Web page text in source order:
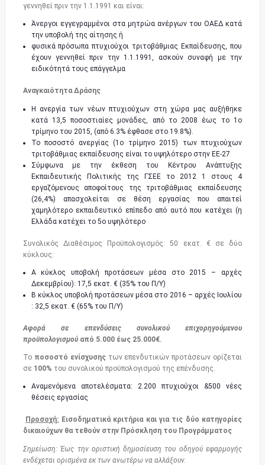
γεννηθεί πριν την 1.1.1991 και είναι:
Άνεργοι εγγεγραμμένοι στα μητρώα ανέργων του ΟΑΕΔ κατά
την υποβολή της αίτησης ή
φυσικά πρόσωπα πτυχιούχοι τριτοβάθμιας Εκπαίδευσης, που
έχουν γεννηθεί πριν την 1.1.1991, ασκούν συναφή με την
ειδικότητά τους επάγγελμα
Αναγκαιότητα Δράσης
Η ανεργία των νέων πτυχιούχων στη χώρα μας αυξήθηκε
κατά 13,5 ποσοστιαίες μονάδες, από το 2008 έως το 1ο
τρίμηνο του 2015, (από 6.3% έφθασε στο 19.8%).
Το ποσοστό ανεργίας (1ο τρίμηνο 2015) των πτυχιούχων
τριτοβάθμιας εκπαίδευσης είναι το υψηλότερο στην ΕΕ-27
Σύμφωνα με την έκθεση του Κέντρου Ανάπτυξης
Εκπαιδευτικής Πολιτικής της ΓΣΕΕ το 2012 1 στους 4
εργαζόμενους αποφοίτους της τριτοβάθμιας εκπαίδευσης
(26,4%) απασχολείται σε θέση εργασίας που απαιτεί
χαμηλότερο εκπαιδευτικό επίπεδο από αυτό που κατέχει (η
Ελλάδα κατέχει το 5ο υψηλότερο
Συνολικός Διαθέσιμος Προϋπολογισμός: 50 εκατ. € σε δύο
κύκλους:
A κύκλος υποβολή προτάσεων μέσα στο 2015 – αρχές
Δεκεμβρίου): 17,5 εκατ. € (35% του Π/Υ)
Β κύκλος υποβολή προτάσεων μέσα στο 2016 – αρχές Ιουλίου
: 32,5 εκατ. € (65% του Π/Υ)
Αφορά σε επενδύσεις συνολικού επιχορηγούμενου
προϋπολογισμού από 5.000 έως 25.000€.
Το ποσοστό ενίσχυσηςτων επενδυτικών προτάσεων ορίζεται
σε 100% του συνολικού προϋπολογισμού της επένδυσης.
Αναμενόμενα αποτελέσματα: 2.200 πτυχιούχοι &500 νέες
θέσεις εργασίας
Προσοχή: Εισοδηματικά κριτήρια και για τις δύο κατηγορίες
δικαιούχων θα τεθούν στην Πρόσκληση του Προγράμματος
Σημείωση: Έως την οριστική δημοσίευση του οδηγού εφαρμογής
ενδέχεται ορισμένα εκ των ανωτέρω να αλλάξουν.